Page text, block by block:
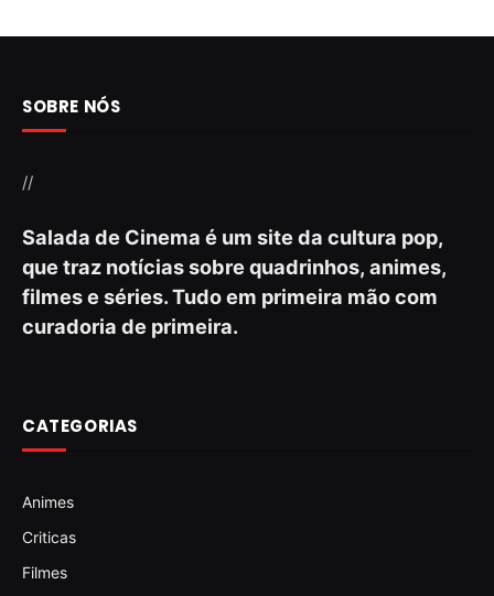
SOBRE NÓS
//
Salada de Cinema é um site da cultura pop,
que traz notícias sobre quadrinhos, animes,
filmes e séries. Tudo em primeira mão com
curadoria de primeira.
CATEGORIAS
Animes
Criticas
Filmes